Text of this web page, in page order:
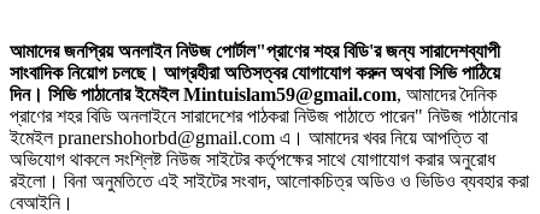
আমাদের জনপ্রিয় অনলাইন নিউজ পোর্টাল"প্রাণের শহর বিডি'র জন্য সারাদেশব্যাপী
সাংবাদিক নিয়োগ চলছে। আগ্রহীরা অতিসত্বর যোগাযোগ করুন অথবা সিভি পাঠিয়ে
দিন। সিভি পাঠানোর ইমেইল Mintuislam59@gmail.com, আমাদের দৈনিক
প্রাণের শহর বিডি অনলাইনে সারাদেশের পাঠকরা নিউজ পাঠাতে পারেন" নিউজ পাঠানোর
ইমেইল pranershohorbd@gmail.com এ। আমাদের খবর নিয়ে আপত্তি বা
অভিযোগ থাকলে সংশ্লিষ্ট নিউজ সাইটের কর্তৃপক্ষের সাথে যোগাযোগ করার অনুরোধ
রইলো। বিনা অনুমতিতে এই সাইটের সংবাদ, আলোকচিত্র অডিও ও ভিডিও ব্যবহার করা
বেআইনি।